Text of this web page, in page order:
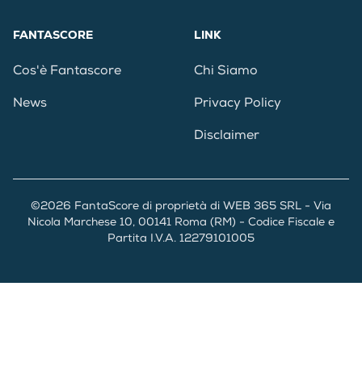
FANTASCORE
Cos'è Fantascore
News
LINK
Chi Siamo
Privacy Policy
Disclaimer
©2026 FantaScore di proprietà di WEB 365 SRL - Via
Nicola Marchese 10, 00141 Roma (RM) - Codice Fiscale e
Partita I.V.A. 12279101005